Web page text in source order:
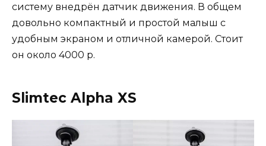
систему внедрён датчик движения. В общем
довольно компактный и простой малыш с
удобным экраном и отличной камерой. Стоит
он около 4000 р.
Slimtec Alpha XS